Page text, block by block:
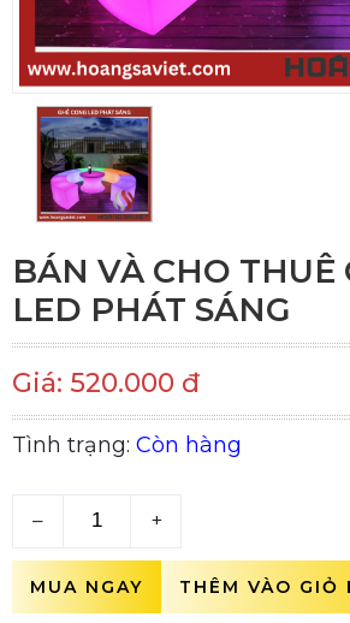
BÁN VÀ CHO THUÊ
LED PHÁT SÁNG
Giá: 520.000 đ
Tình trạng: Còn hàng
– +
MUA NGAY THÊM VÀO GIỎ